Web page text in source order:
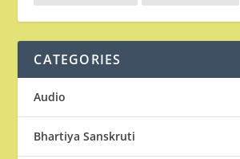
CATEGORIES
Audio
Bhartiya Sanskruti